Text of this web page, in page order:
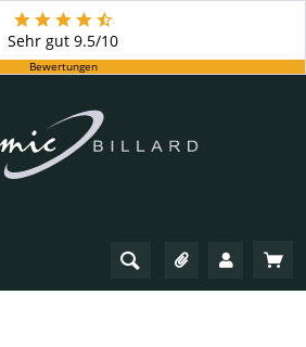
Sehr gut 9.5/10
Bewertungen